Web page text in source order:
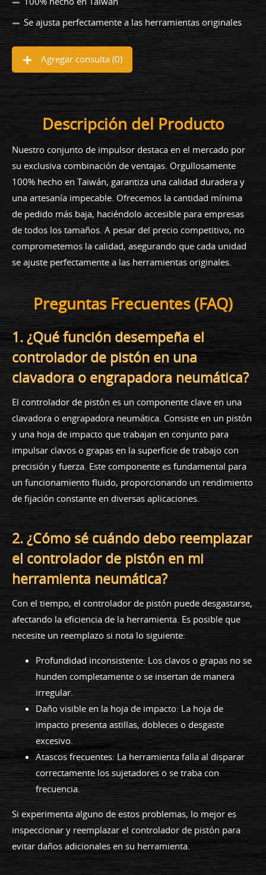
Se ajusta perfectamente a las herramientas originales
Agregar consulta (0)
Descripción del Producto
Nuestro conjunto de impulsor destaca en el mercado por
su exclusiva combinación de ventajas. Orgullosamente
100% hecho en Taiwán, garantiza una calidad duradera y
una artesanía impecable. Ofrecemos la cantidad mínima
de pedido más baja, haciéndolo accesible para empresas
de todos los tamaños. A pesar del precio competitivo, no
comprometemos la calidad, asegurando que cada unidad
se ajuste perfectamente a las herramientas originales.
Preguntas Frecuentes (FAQ)
1. ¿Qué función desempeña el
controlador de pistón en una
clavadora o engrapadora neumática?
El controlador de pistón es un componente clave en una
clavadora o engrapadora neumática. Consiste en un pistón
y una hoja de impacto que trabajan en conjunto para
impulsar clavos o grapas en la superficie de trabajo con
precisión y fuerza. Este componente es fundamental para
un funcionamiento fluido, proporcionando un rendimiento
de fijación constante en diversas aplicaciones.
2. ¿Cómo sé cuándo debo reemplazar
el controlador de pistón en mi
herramienta neumática?
Con el tiempo, el controlador de pistón puede desgastarse,
afectando la eficiencia de la herramienta. Es posible que
necesite un reemplazo si nota lo siguiente:
Profundidad inconsistente: Los clavos o grapas no se
hunden completamente o se insertan de manera
irregular.
Daño visible en la hoja de impacto: La hoja de
impacto presenta astillas, dobleces o desgaste
excesivo.
Atascos frecuentes: La herramienta falla al disparar
correctamente los sujetadores o se traba con
frecuencia.
Si experimenta alguno de estos problemas, lo mejor es
inspeccionar y reemplazar el controlador de pistón para
evitar daños adicionales en su herramienta.